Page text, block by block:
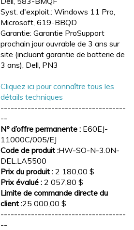
Syst. d'exploit.: Windows 11 Pro,
Microsoft, 619-BBQD
Garantie: Garantie ProSupport
prochain jour ouvrable de 3 ans sur
site (incluant garantie de batterie de
3 ans), Dell, PN3
Cliquez ici pour connaître tous les
détails techniques
-------------------------------------
--
Nº d’offre permanente : E60EJ-
11000C/005/EJ
Code de produit :HW-SO-N-3.0N-
DEL.LA5500
Prix du produit : 2 180,00 $
Prix évalué : 2 057,80 $
Limite de commande directe du
client :25 000,00 $
-------------------------------------
--